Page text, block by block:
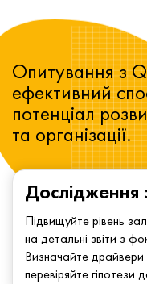
Дослідження
Підвищуйте рівень
на детальні звіти з
Визначайте драйвери
перевіряйте гіпотези
Опитування з
ефективний
потенціал
та організації.